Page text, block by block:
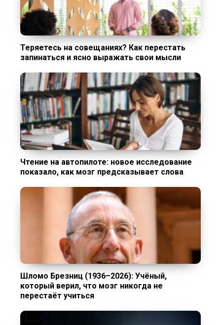
Теряетесь на совещаниях? Как перестать
запинаться и ясно выражать свои мысли
Чтение на автопилоте: новое исследование
показало, как мозг предсказывает слова
Шломо Брезниц (1936–2026): Учёный,
который верил, что мозг никогда не
перестаёт учиться